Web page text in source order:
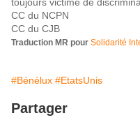
CC du NCPN
CC du CJB
Traduction MR pour Solidarité
#Bénélux #EtatsUnis
Partager